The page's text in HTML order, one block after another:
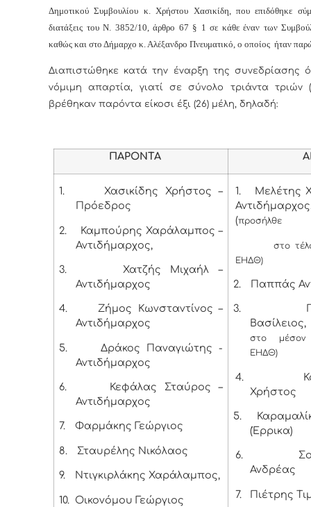
Δημοτικού Συμβουλίου κ. Χρήστου Χασικίδη, που επιδόθηκε
διατάξεις του Ν. 3852/10, άρθρο 67 § 1 σε κάθε έναν των
καθώς και στο Δήμαρχο κ. Αλέξανδρο Πνευματικό, ο οποίος ήταν
Διαπιστώθηκε κατά την έναρξη της συνεδρίασης
νόμιμη απαρτία, γιατί σε σύνολο τριάντα τριών
βρέθηκαν παρόντα είκοσι έξι (26) μέλη, δηλαδή:
ΠΑΡΟΝΤΑ
1.
Χασικίδης Χρήστος –
Πρόεδρος
2.
Καμπούρης Χαράλαμπος –
Αντιδήμαρχος,
3.
Χατζής Μιχαήλ –
Αντιδήμαρχος
4.
Ζήμος Κωνσταντίνος –
Αντιδήμαρχος
5.
Δράκος Παναγιώτης -
Αντιδήμαρχος
6.
Κεφάλας Σταύρος –
Αντιδήμαρχος
7. Φαρμάκης Γεώργιος
8. Σταυρέλης Νικόλαος
9. Ντιγκιρλάκης Χαράλαμπος,
10. Οικονόμου Γεώργιος
1.
Μελέτης
(προσήλθε
στο
ΕΗΔΘ)
2. Παππάς
3.
Βασίλειος,
στο
ΕΗΔΘ)
4.
Χρήστος
5.
(Έρρικα)
6.
Ανδρέας
7. Πιέτρης